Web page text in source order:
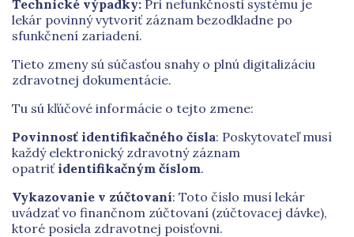
Technické výpadky: Pri nefunkčnosti systému je
lekár povinný vytvoriť záznam bezodkladne po
sfunkčnení zariadení.
Tieto zmeny sú súčasťou snahy o plnú digitalizáciu
zdravotnej dokumentácie.
Tu sú kľúčové informácie o tejto zmene:
Povinnosť identifikačného čísla: Poskytovateľ musí
každý elektronický zdravotný záznam
opatriť identifikačným číslom.
Vykazovanie v zúčtovaní: Toto číslo musí lekár
uvádzať vo finančnom zúčtovaní (zúčtovacej dávke),
ktoré posiela zdravotnej poisťovni.